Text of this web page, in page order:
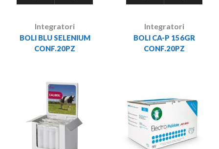
Integratori
BOLI BLU SELENIUM
CONF.20PZ
Integratori
BOLI CA-P 156GR
CONF.20PZ